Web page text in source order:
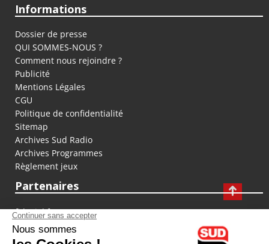
Informations
Dossier de presse
QUI SOMMES-NOUS ?
Comment nous rejoindre ?
Publicité
Mentions Légales
CGU
Politique de confidentialité
Sitemap
Archives Sud Radio
Archives Programmes
Règlement jeux
Partenaires
fiducial.fr
lyoncapitale.fr